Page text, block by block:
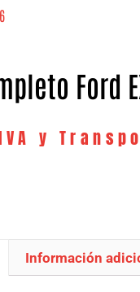
Ford
y
Información